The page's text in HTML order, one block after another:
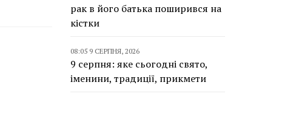
рак в його батька поширився на
кістки
08:05 9 СЕРПНЯ, 2026
9 серпня: яке сьогодні свято,
іменини, традиції, прикмети